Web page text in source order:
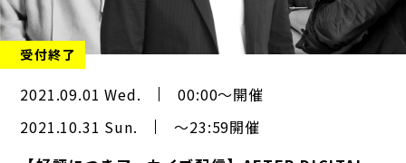
受付終了
2021.09.01 Wed.
00:00～開催
2021.10.31 Sun.
～23:59開催